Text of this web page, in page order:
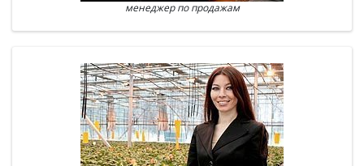
менеджер по продажам